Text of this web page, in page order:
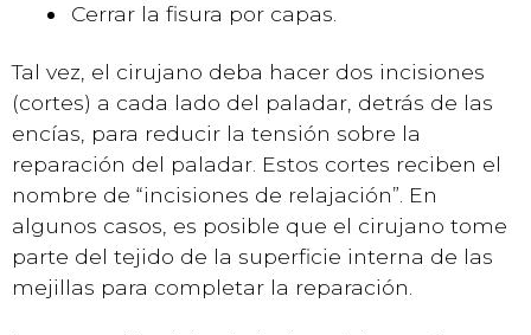
Cerrar la fisura por capas.
Tal vez, el cirujano deba hacer dos incisiones
(cortes) a cada lado del paladar, detrás de las
encías, para reducir la tensión sobre la
reparación del paladar. Estos cortes reciben el
nombre de “incisiones de relajación”. En
algunos casos, es posible que el cirujano tome
parte del tejido de la superficie interna de las
mejillas para completar la reparación.